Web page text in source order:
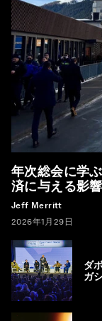
年次総会に学
済に与える影響
Jeff Merritt
2026年1月29日
ダ
ガ